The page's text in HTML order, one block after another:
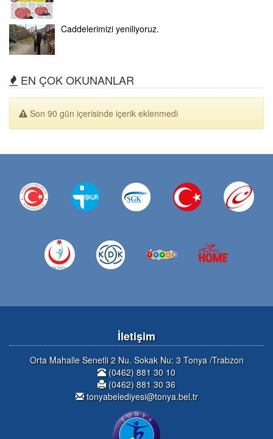
Caddelerimizi yeniliyoruz.
EN ÇOK OKUNANLAR
Son 90 gün içerisinde içerik eklenmedi
İletişim
Orta Mahalle Senetli 2 Nu. Sokak Nu: 3 Tonya /Trabzon
(0462) 881 30 10
(0462) 881 30 36
tonyabelediyesi@tonya.bel.tr